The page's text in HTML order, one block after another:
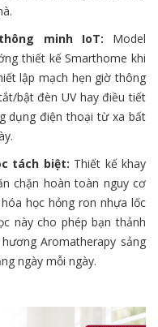
minh IoT: Model
thiết kế Smarthome khi
lập mạch hẹn giờ thông
bật đèn UV hay điều tiết
dụng điện thoại từ xa bất
tách biệt: Thiết kế khay
chặn hoàn toàn nguy cơ
học hỏng ron nhựa lốc
này cho phép bạn thảnh
Aromatherapy sảng
ngày mỗi ngày.